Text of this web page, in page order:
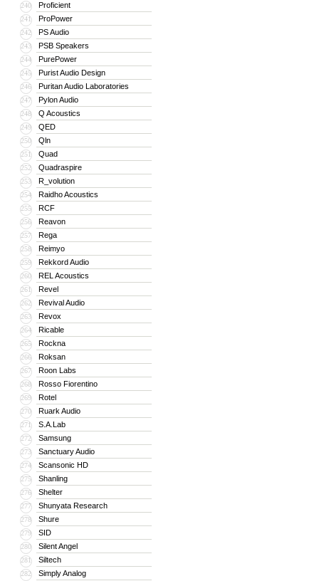
240 Proficient
241 ProPower
242 PS Audio
243 PSB Speakers
244 PurePower
245 Purist Audio Design
246 Puritan Audio Laboratories
247 Pylon Audio
248 Q Acoustics
249 QED
250 Qln
251 Quad
252 Quadraspire
253 R_volution
254 Raidho Acoustics
255 RCF
256 Reavon
257 Rega
258 Reimyo
259 Rekkord Audio
260 REL Acoustics
261 Revel
262 Revival Audio
263 Revox
264 Ricable
265 Rockna
266 Roksan
267 Roon Labs
268 Rosso Fiorentino
269 Rotel
270 Ruark Audio
271 S.A.Lab
272 Samsung
273 Sanctuary Audio
274 Scansonic HD
275 Shanling
276 Shelter
277 Shunyata Research
278 Shure
279 SID
280 Silent Angel
281 Siltech
282 Simply Analog